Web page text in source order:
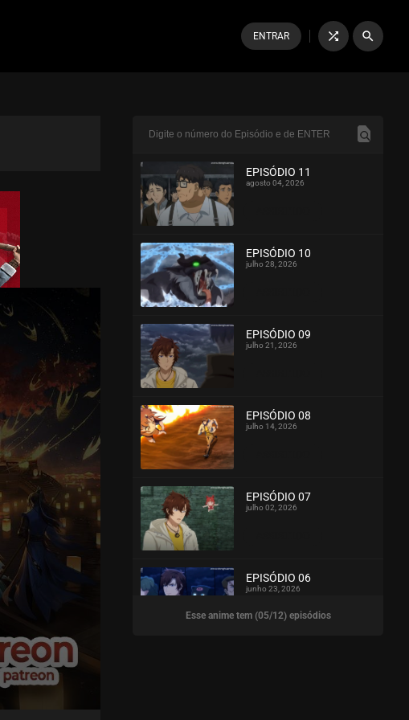
ENTRAR shuffle search
EPISÓDIO 11
agosto 04, 2026
EPISÓDIO 10
julho 28, 2026
EPISÓDIO 09
julho 21, 2026
EPISÓDIO 08
julho 14, 2026
EPISÓDIO 07
julho 02, 2026
ASSISTIDO
EPISÓDIO 06
junho 23, 2026
Esse anime tem (05/12) episódios